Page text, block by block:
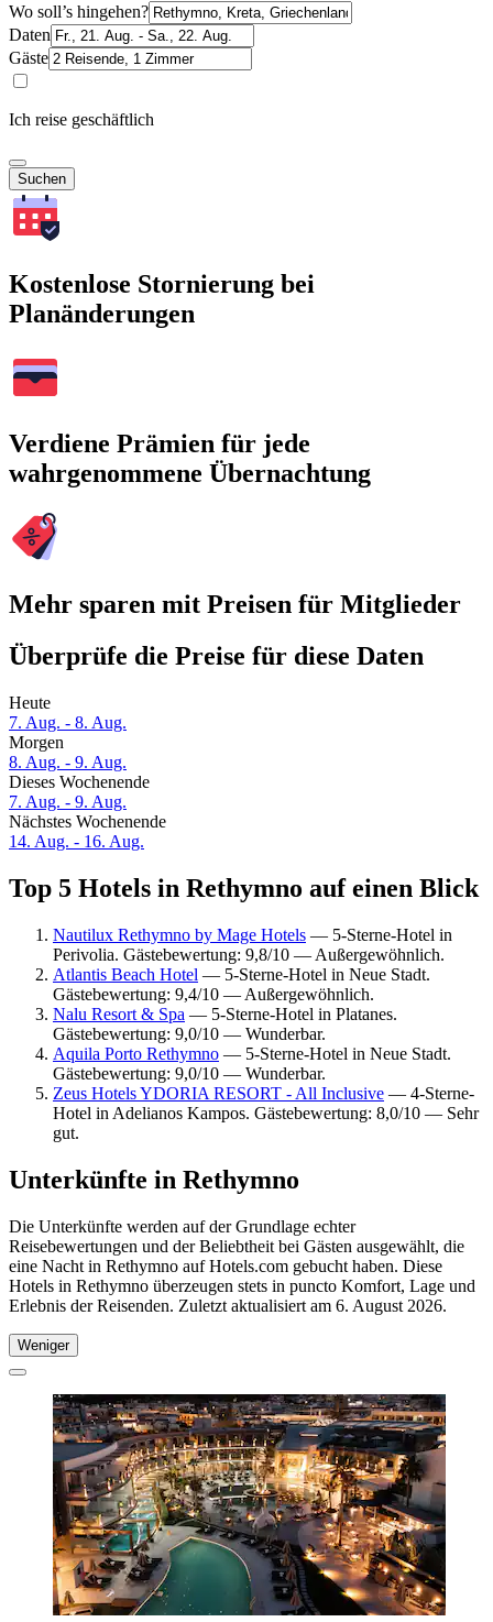
Wo soll’s hingehen?
Daten
Gäste
Ich reise geschäftlich
Suchen
Kostenlose Stornierung bei
Planänderungen
Verdiene Prämien für jede
wahrgenommene Übernachtung
Mehr sparen mit Preisen für Mitglieder
Überprüfe die Preise für diese Daten
Heute
7. Aug. - 8. Aug.
Morgen
8. Aug. - 9. Aug.
Dieses Wochenende
7. Aug. - 9. Aug.
Nächstes Wochenende
14. Aug. - 16. Aug.
Top 5 Hotels in Rethymno auf einen Blick
Nautilux Rethymno by Mage Hotels — 5-Sterne-Hotel in
Perivolia. Gästebewertung: 9,8/10 — Außergewöhnlich.
Atlantis Beach Hotel — 5-Sterne-Hotel in Neue Stadt.
Gästebewertung: 9,4/10 — Außergewöhnlich.
Nalu Resort & Spa — 5-Sterne-Hotel in Platanes.
Gästebewertung: 9,0/10 — Wunderbar.
Aquila Porto Rethymno — 5-Sterne-Hotel in Neue Stadt.
Gästebewertung: 9,0/10 — Wunderbar.
Zeus Hotels YDORIA RESORT - All Inclusive — 4-Sterne-
Hotel in Adelianos Kampos. Gästebewertung: 8,0/10 — Sehr
gut.
Unterkünfte in Rethymno
Die Unterkünfte werden auf der Grundlage echter
Reisebewertungen und der Beliebtheit bei Gästen ausgewählt, die
eine Nacht in Rethymno auf Hotels.com gebucht haben. Diese
Hotels in Rethymno überzeugen stets in puncto Komfort, Lage und
Erlebnis der Reisenden. Zuletzt aktualisiert am 6. August 2026.
Weniger